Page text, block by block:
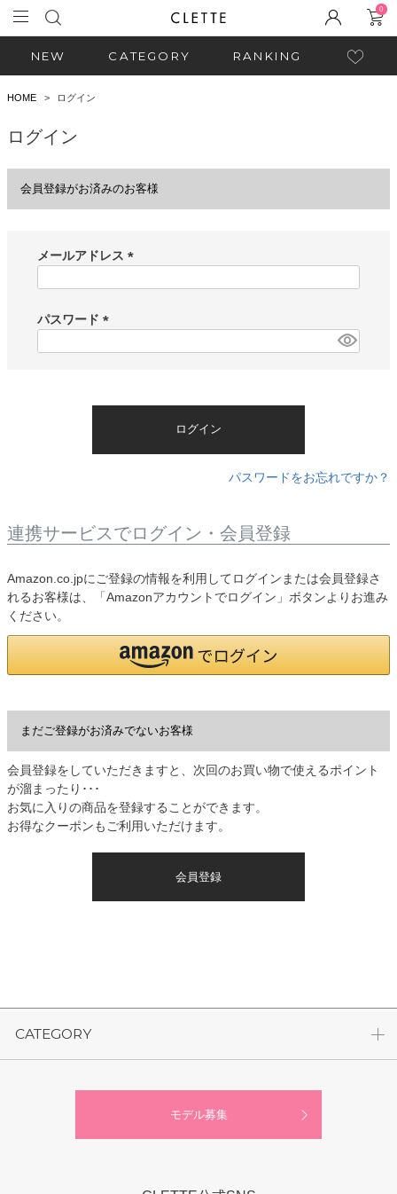
0
NEW CATEGORY RANKING
HOME ログイン
ログイン
会員登録がお済みのお客様
メールアドレス
)
パスワード
ログイン
パスワードをお忘れですか？
連携サービスでログイン・会員登録
Amazon.co.jpにご登録の情報を利用してログインまたは会員登録さ
れるお客様は、「Amazonアカウントでログイン」ボタンよりお進み
ください。
まだご登録がお済みでないお客様
会員登録をしていただきますと、次回のお買い物で使えるポイント
が溜まったり･･･
お気に入りの商品を登録することができます。
お得なクーポンもご利用いただけます。
会員登録
CATEGORY
モデル募集